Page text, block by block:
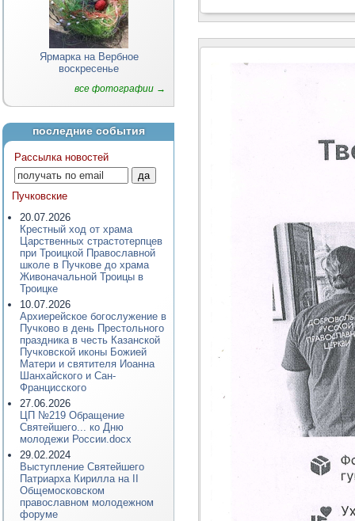
Ярмарка на Вербное
воскресенье
все фотографии →
последние события
Рассылка новостей
Пучковские
20.07.2026
Крестный ход от храма
Царственных страстотерпцев
при Троицкой Православной
школе в Пучкове до храма
Живоначальной Троицы в
Троицке
10.07.2026
Архиерейское богослужение в
Пучково в день Престольного
праздника в честь Казанской
Пучковской иконы Божией
Матери и святителя Иоанна
Шанхайского и Сан-
Францисского
27.06.2026
ЦП №219 Обращение
Святейшего... ко Дню
молодежи России.docx
29.02.2024
Выступление Святейшего
Патриарха Кирилла на II
Общемосковском
православном молодежном
форуме